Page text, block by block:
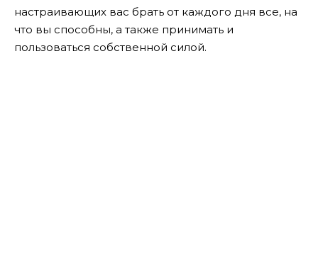
настраивающих вас брать от каждого дня все, на
что вы способны, а также принимать и
пользоваться собственной силой.